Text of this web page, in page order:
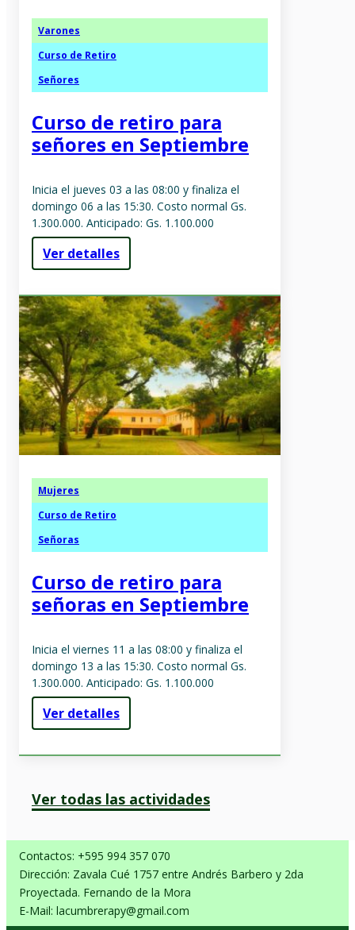
Varones
Curso de Retiro
Señores
Curso de retiro para
señores en Septiembre
Inicia el jueves 03 a las 08:00 y finaliza el
domingo 06 a las 15:30. Costo normal Gs.
1.300.000. Anticipado: Gs. 1.100.000
Ver detalles
Mujeres
Curso de Retiro
Señoras
Curso de retiro para
señoras en Septiembre
Inicia el viernes 11 a las 08:00 y finaliza el
domingo 13 a las 15:30. Costo normal Gs.
1.300.000. Anticipado: Gs. 1.100.000
Ver detalles
Ver todas las actividades
Contactos: +595 994 357 070
Dirección: Zavala Cué 1757 entre Andrés Barbero y 2da
Proyectada. Fernando de la Mora
E-Mail: lacumbrerapy@gmail.com